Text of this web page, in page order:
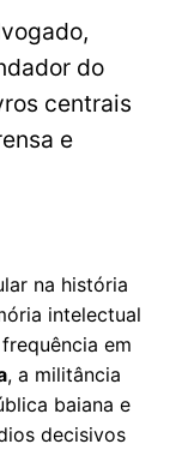
do
centrais
e
na história
intelectual
em
, a militância
baiana e
decisivos